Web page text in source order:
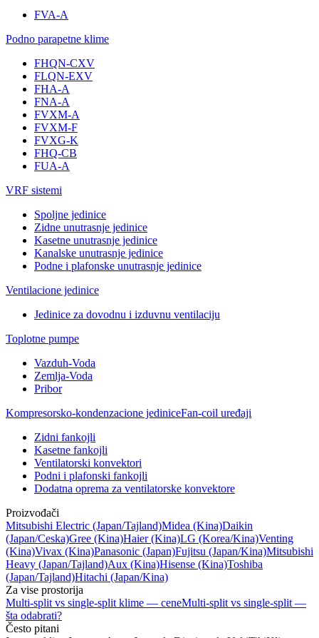
FVA-A
Podno parapetne klime
FHQN-CXV
FLQN-EXV
FHA-A
FNA-A
FVXM-A
FVXM-F
FVXG-K
FHQ-CB
FUA-A
VRF sistemi
Spoljne jedinice
Zidne unutrasnje jedinice
Kasetne unutrasnje jedinice
Kanalske unutrasnje jedinice
Podne i plafonske unutrasnje jedinice
Ventilacione jedinice
Jedinice za dovodnu i izduvnu ventilaciju
Toplotne pumpe
Vazduh-Voda
Zemlja-Voda
Pribor
Kompresorsko-kondenzacione jediniceFan-coil uređaji
Zidni fankojli
Kasetne fankojli
Ventilatorski konvektori
Podni i plafonski fankojli
Dodatna oprema za ventilatorske konvektore
Proizvođači
Mitsubishi Electric (Japan/Tajland)Midea (Kina)Daikin
(Japan/Ceska)Gree (Kina)Haier (Kina)LG (Korea/Kina)Venting
(Kina)Vivax (Kina)Panasonic (Japan)Fujitsu (Japan/Kina)Mitsubishi
Heavy (Japan/Tajland)Aux (Kina)Hisense (Kina)Toshiba
(Japan/Tajland)Hitachi (Japan/Kina)
Za vise prostorija
Multi-split vs single-split klime — ceneMulti-split vs single-split —
šta odabrati?
Često pitani